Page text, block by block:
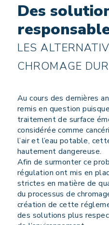
Des
LES
CHROMAGE DUR
Au cours des dernières
remis en question
traitement de surface
considérée comme
l’air et l’eau potable,
hautement dangereuse.
Afin de surmonter ce
régulation ont mis en
strictes en matière de
du processus de
création de cette
des solutions plus